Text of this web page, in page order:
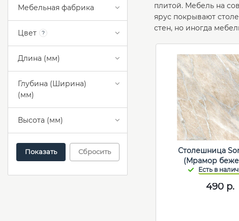
плитой. Мебель на
ярус покрывают
стен, но иногда
Столешница
(Мрамор
490 р.
Мебельная фабрика
Цвет ?
Длина (мм)
Глубина (Ширина)
(мм)
Высота (мм)
Сбросить